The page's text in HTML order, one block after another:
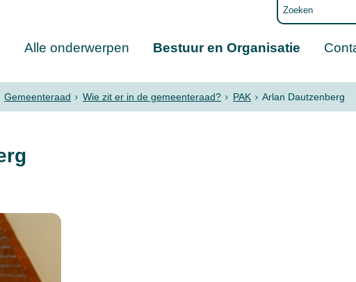
Alle onderwerpen Bestuur en Organisatie
Gemeenteraad Wie zit er in de gemeenteraad? PAK Arlan Dautzenberg